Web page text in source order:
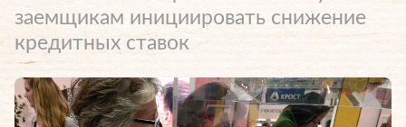
заемщикам инициировать снижение
кредитных ставок